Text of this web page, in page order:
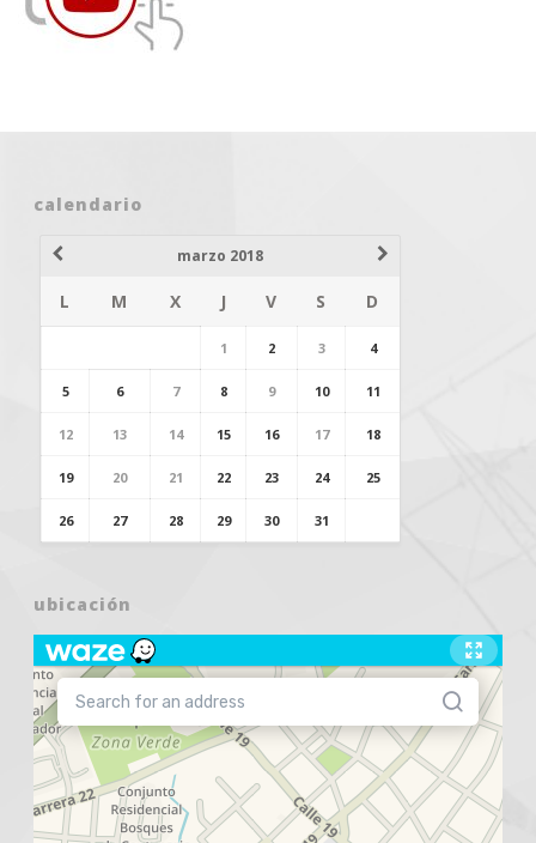
calendario
marzo 2018
L M X J V S D
1 2 3 4
5 6 7 8 9 10 11
12 13 14 15 16 17 18
19 20 21 22 23 24 25
26 27 28 29 30 31
ubicación